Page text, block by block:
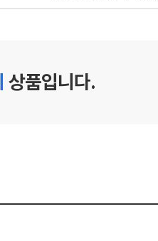
상품입니다.